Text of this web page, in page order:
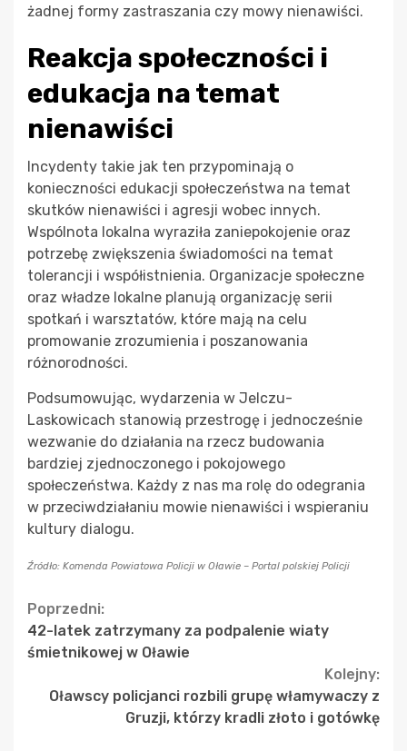
żadnej formy zastraszania czy mowy nienawiści.
Reakcja społeczności i
edukacja na temat
nienawiści
Incydenty takie jak ten przypominają o
konieczności edukacji społeczeństwa na temat
skutków nienawiści i agresji wobec innych.
Wspólnota lokalna wyraziła zaniepokojenie oraz
potrzebę zwiększenia świadomości na temat
tolerancji i współistnienia. Organizacje społeczne
oraz władze lokalne planują organizację serii
spotkań i warsztatów, które mają na celu
promowanie zrozumienia i poszanowania
różnorodności.
Podsumowując, wydarzenia w Jelczu-
Laskowicach stanowią przestrogę i jednocześnie
wezwanie do działania na rzecz budowania
bardziej zjednoczonego i pokojowego
społeczeństwa. Każdy z nas ma rolę do odegrania
w przeciwdziałaniu mowie nienawiści i wspieraniu
kultury dialogu.
Źródło: Komenda Powiatowa Policji w Oławie – Portal polskiej Policji
Continue
Reading
Poprzedni:
42-latek zatrzymany za podpalenie wiaty
śmietnikowej w Oławie
Kolejny:
Oławscy policjanci rozbili grupę włamywaczy z
Gruzji, którzy kradli złoto i gotówkę